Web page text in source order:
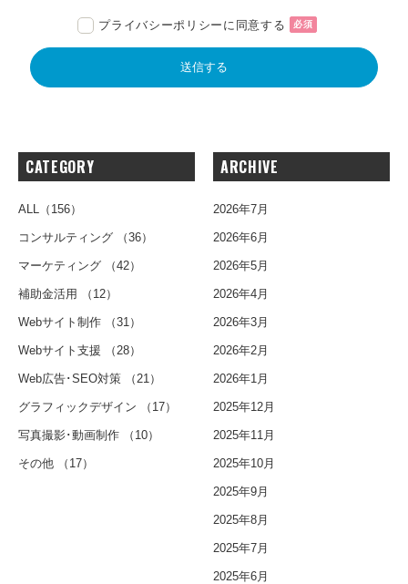
プライバシーポリシーに同意する 必須
CATEGORY
ALL （156）
コンサルティング （36）
マーケティング （42）
補助金活用 （12）
Webサイト制作 （31）
Webサイト支援 （28）
Web広告･SEO対策 （21）
グラフィックデザイン （17）
写真撮影･動画制作 （10）
その他 （17）
ARCHIVE
2026年7月
2026年6月
2026年5月
2026年4月
2026年3月
2026年2月
2026年1月
2025年12月
2025年11月
2025年10月
2025年9月
2025年8月
2025年7月
2025年6月